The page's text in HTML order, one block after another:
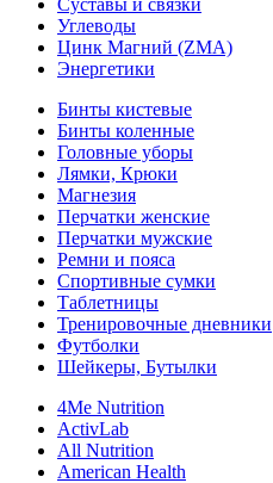
Суставы и связки
Углеводы
Цинк Магний (ZMA)
Энергетики
Бинты кистевые
Бинты коленные
Головные уборы
Лямки, Крюки
Магнезия
Перчатки женские
Перчатки мужские
Ремни и пояса
Спортивные сумки
Таблетницы
Тренировочные дневники
Футболки
Шейкеры, Бутылки
4Me Nutrition
ActivLab
All Nutrition
American Health